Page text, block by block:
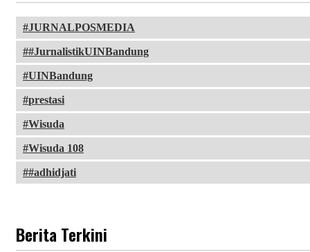
JURNALPOSMEDIA
#JurnalistikUINBandung
UINBandung
prestasi
Wisuda
Wisuda 108
#adhidjati
Berita Terkini